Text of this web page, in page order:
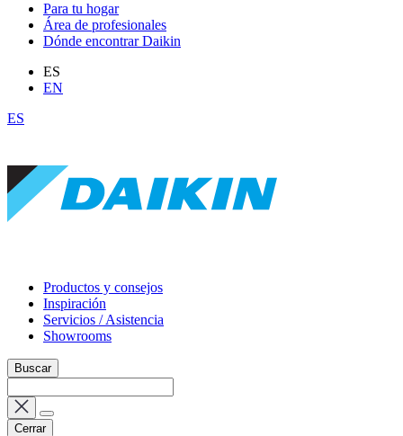
Para tu hogar
Área de profesionales
Dónde encontrar Daikin
ES
EN
ES
Productos y consejos
Inspiración
Servicios / Asistencia
Showrooms
Buscar
Cerrar